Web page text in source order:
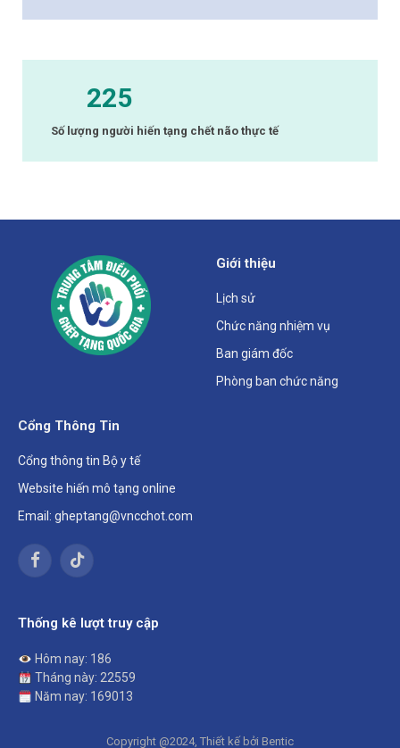
225
Số lượng người hiến tạng chết não thực tế
Giới thiệu
Lịch sử
Chức năng nhiệm vụ
Ban giám đốc
Phòng ban chức năng
Cổng Thông Tin
Cổng thông tin Bộ y tế
Website hiến mô tạng online
Email: gheptang@vncchot.com
FacebookTikTok
Thống kê lượt truy cập
Hôm nay: 186
Tháng này: 22559
Năm nay: 169013
Copyright @2024, Thiết kế bởi Bentic